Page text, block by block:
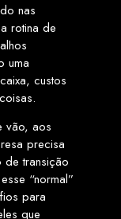
nas
rotina de
uma
custos
vão, aos
precisa
transição
“normal”
para
que